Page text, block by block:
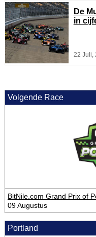
De
in
22 Juli,
Volgende Race
BitNile.com Grand Prix of
09 Augustus
Portland